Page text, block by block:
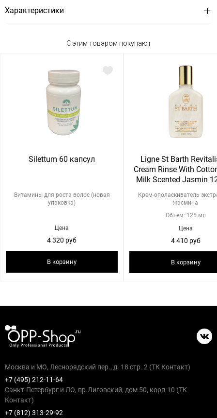
Характеристики
С этим товаром покупают
Silettum 60 капсул
Витамины для роста волос (новая
упаковка)
Цена
4 320 руб
В корзину
Ligne St Barth
Cream Rinse With
Milk Scented Jasmin
Крем-ополаскиватель
жасмина
Объем: 125 мл
Цена
4 410 руб
В корзину
Москва и МО, Леснорядский пер., д. 18 стр. 2 (ТК Контакт)
+7 (495) 212-11-64
Санкт-Петербург и ЛО, пр.Лиговский, дом 50, корп.10 (ТК
Контакт)
+7 (812) 313-29-92